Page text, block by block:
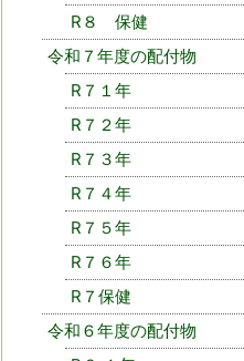
R８ 保健
令和７年度の配付物
R７１年
R７２年
R７３年
R７４年
R７５年
R７６年
R７保健
令和６年度の配付物